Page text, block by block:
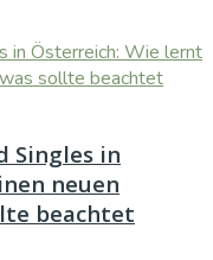
Singles in
neuen
beachtet